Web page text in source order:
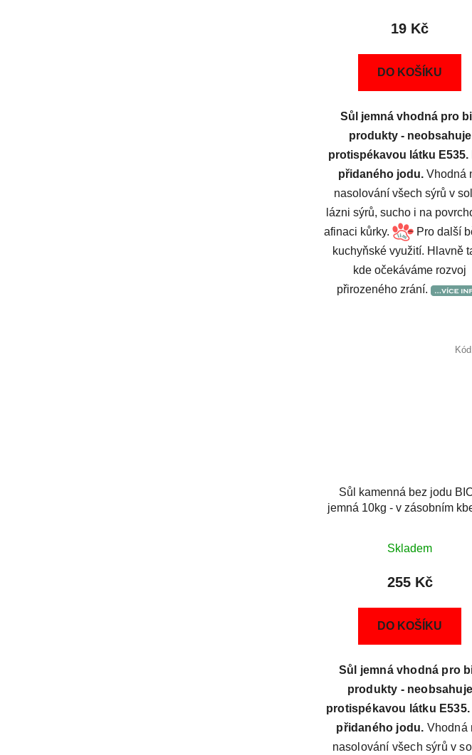
19 Kč
DO KOŠÍKU
Sůl jemná vhodná pro
produkty - neobsahuje
protispékavou látku E535.
přidaného jodu. Vhodná
nasolování všech sýrů v
lázni sýrů, sucho i na
afinaci kůrky.
Pro další
kuchyňské využití. Hlavně
kde očekáváme rozvoj
přirozeného zrání.
Sůl kamenná bez jodu
jemná 10kg - v zásobním
Skladem
255 Kč
DO KOŠÍKU
Sůl jemná vhodná pro
produkty - neobsahuje
protispékavou látku E535.
přidaného jodu. Vhodná
nasolování všech sýrů v